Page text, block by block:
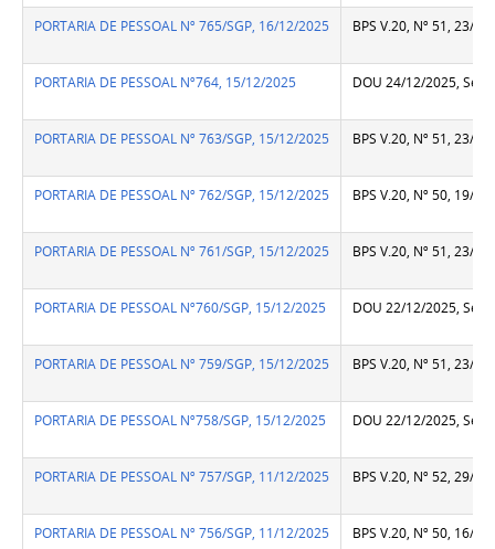
PORTARIA DE PESSOAL Nº 765/SGP, 16/12/2025 BPS V.20, Nº 51, 23/
PORTARIA DE PESSOAL Nº764, 15/12/2025 DOU 24/12/2025,
PORTARIA DE PESSOAL Nº 763/SGP, 15/12/2025 BPS V.20, Nº 51, 23/
PORTARIA DE PESSOAL Nº 762/SGP, 15/12/2025 BPS V.20, Nº 50, 19/
PORTARIA DE PESSOAL Nº 761/SGP, 15/12/2025 BPS V.20, Nº 51, 23/
PORTARIA DE PESSOAL Nº760/SGP, 15/12/2025 DOU 22/12/2025,
PORTARIA DE PESSOAL Nº 759/SGP, 15/12/2025 BPS V.20, Nº 51, 23/
PORTARIA DE PESSOAL Nº758/SGP, 15/12/2025 DOU 22/12/2025,
PORTARIA DE PESSOAL Nº 757/SGP, 11/12/2025 BPS V.20, Nº 52, 29/
PORTARIA DE PESSOAL Nº 756/SGP, 11/12/2025 BPS V.20, Nº 50, 16/